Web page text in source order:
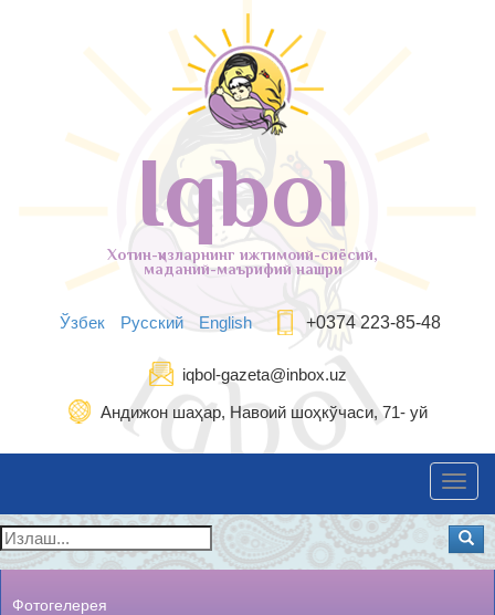
Iqbol
Хотин-қизларнинг ижтимоий-сиёсий,
маданий-маърифий нашри
Ўзбек Русский English +0374 223-85-48
iqbol-gazeta@inbox.uz
Андижон шаҳар, Навоий шоҳкўчаси, 71- уй
Фотогелерея